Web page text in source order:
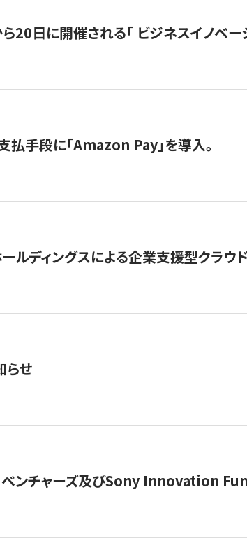
20日に開催される「 ビジネスイノベ
払手段に「Amazon Pay」を導入。
ルディングスによる企業支援型クラウ
らせ
ベンチャーズ及びSony Innovation